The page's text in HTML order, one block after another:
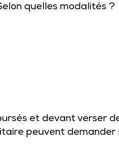
quelles modalités ?
et devant verser
peuvent demander